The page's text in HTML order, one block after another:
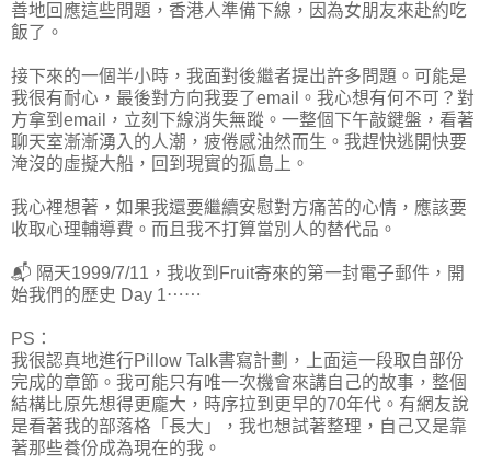
善地回應這些問題，香港人準備下線，因為女朋友來赴約吃
飯了。
接下來的一個半小時，我面對後繼者提出許多問題。可能是
我很有耐心，最後對方向我要了email。我心想有何不可？對
方拿到email，立刻下線消失無蹤。一整個下午敲鍵盤，看著
聊天室漸漸湧入的人潮，疲倦感油然而生。我趕快逃開快要
淹沒的虛擬大船，回到現實的孤島上。
我心裡想著，如果我還要繼續安慰對方痛苦的心情，應該要
收取心理輔導費。而且我不打算當別人的替代品。
📬 隔天1999/7/11，我收到Fruit寄來的第一封電子郵件，開
始我們的歷史 Day 1⋯⋯
PS：
我很認真地進行Pillow Talk書寫計劃，上面這一段取自部份
完成的章節。我可能只有唯一次機會來講自己的故事，整個
結構比原先想得更龐大，時序拉到更早的70年代。有網友說
是看著我的部落格「長大」，我也想試著整理，自己又是靠
著那些養份成為現在的我。